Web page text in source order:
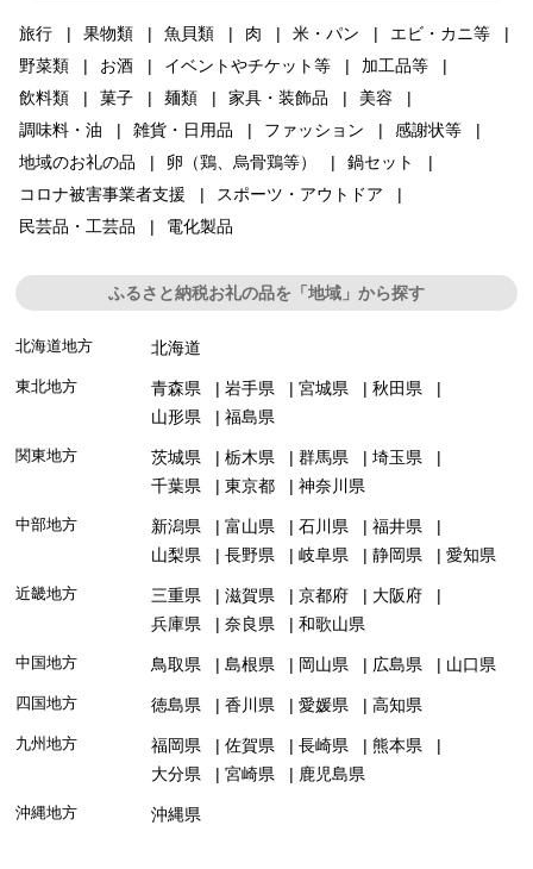
旅行 果物類 魚貝類 肉 米・パン
エビ・カニ等
野菜類
お酒 イベントやチケット等
加工品等
飲料類
菓子 麺類 家具・装飾品
美容
調味料・油
雑貨・日用品 ファッション
感謝状等
地域のお礼の品
卵（鶏、烏骨鶏等）
鍋セット
コロナ被害事業者支援
スポーツ・アウトドア
民芸品・工芸品
電化製品
ふるさと納税お礼の品を「地域」から探す
北海道地方 北海道
東北地方 青森県 岩手県 宮城県
秋田県
山形県
福島県
関東地方 茨城県 栃木県 群馬県
埼玉県
千葉県
東京都 神奈川県
中部地方 新潟県 富山県 石川県
福井県
山梨県
長野県 岐阜県 静岡県 愛知県
近畿地方 三重県 滋賀県 京都府
大阪府
兵庫県
奈良県 和歌山県
中国地方 鳥取県 島根県 岡山県 広島県 山口県
四国地方 徳島県 香川県 愛媛県 高知県
九州地方 福岡県 佐賀県 長崎県
熊本県
大分県
宮崎県 鹿児島県
沖縄地方 沖縄県